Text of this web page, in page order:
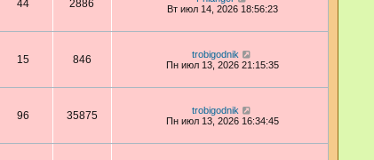
44 2886
Вт июл 14, 2026 18:56:23
15 846
trobigodnik
Пн июл 13, 2026 21:15:35
96 35875
trobigodnik
Пн июл 13, 2026 16:34:45